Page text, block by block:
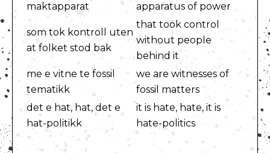
maktapparat
apparatus of power
som tok kontroll uten
at folket stod bak
that took control
without people
behind it
me e vitne te fossil
tematikk
we are witnesses of
fossil matters
det e hat, hat, det e
hat-politikk
it is hate, hate, it is
hate-politics